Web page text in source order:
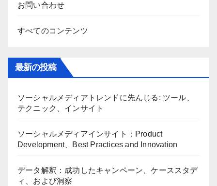
お問い合わせ
すべてのコンテンツ
最新の投稿
ソーシャルメディアトレンドに先んじる: ツール、
テクニック、インサイト
ソーシャルメディアインサイト：Product
Development、Best Practices and Innovation
データ解釈：成功したキャンペーン、ケーススタデ
ィ、および洞察